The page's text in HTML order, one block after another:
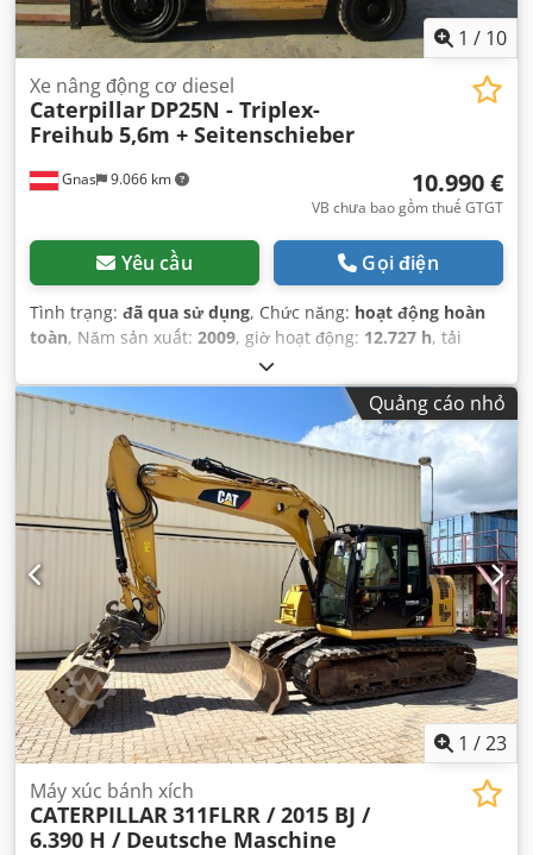
1 / 10
Gnas 9.066 km
Xe nâng động cơ diesel
Caterpillar DP25N - Triplex-
Freihub 5,6m + Seitenschieber
10.990 €
VB chưa bao gồm thuế GTGT
Yêu cầu Gọi điện
Tình trạng: đã qua sử dụng, Chức năng: hoạt động hoàn
toàn, Năm sản xuất: 2009, giờ hoạt động: 12.727 h, tải
, chiều cao nâng:
diesel, loại cột:triplex, chiều cao xây dựng:2.370 mm,
công suất:38 kW (51,67 mã lực) , loại truyền động:Diesel
Quảng cáo nhỏ
1 /23
Máy xúc bánh xích
CATERPILLAR311FLRR / 2015 BJ /
6.390 H / Deutsche Maschine